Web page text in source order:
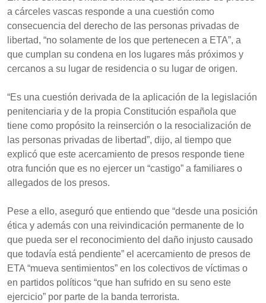
a cárceles vascas responde a una cuestión como
consecuencia del derecho de las personas privadas de
libertad, “no solamente de los que pertenecen a ETA”, a
que cumplan su condena en los lugares más próximos y
cercanos a su lugar de residencia o su lugar de origen.
“Es una cuestión derivada de la aplicación de la legislación
penitenciaria y de la propia Constitución española que
tiene como propósito la reinserción o la resocialización de
las personas privadas de libertad”, dijo, al tiempo que
explicó que este acercamiento de presos responde tiene
otra función que es no ejercer un “castigo” a familiares o
allegados de los presos.
Pese a ello, aseguró que entiendo que “desde una posición
ética y además con una reivindicación permanente de lo
que pueda ser el reconocimiento del daño injusto causado
que todavía está pendiente” el acercamiento de presos de
ETA “mueva sentimientos” en los colectivos de víctimas o
en partidos políticos “que han sufrido en su seno este
ejercicio” por parte de la banda terrorista.